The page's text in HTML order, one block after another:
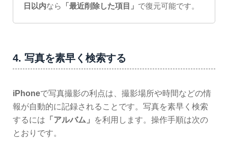
日以内なら 「最近削除した項目」 で復元可能です。
4. 写真を素早く検索する
iPhoneで写真撮影の利点は、撮影場所や時間などの情
報が自動的に記録されることです。写真を素早く検索
するには 「アルバム」
を利用します。操作手順は次の
とおりです。